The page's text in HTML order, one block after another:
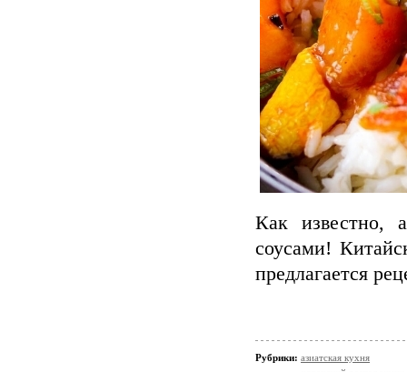
Как известно,
соусами!
предлагается
Рубрики: азиатская кухня